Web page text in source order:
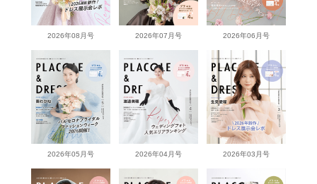
2026年08月号 2026年07月号 2026年06月号
2026年05月号 2026年04月号 2026年03月号